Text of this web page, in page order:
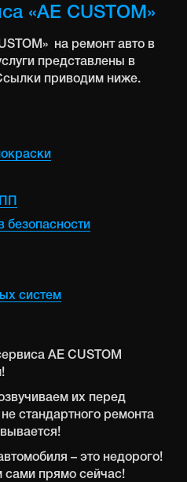
«AE CUSTOM»
на ремонт авто в
представлены в
приводим ниже.
безопасности
систем
AE CUSTOM
их перед
стандартного ремонта
– это недорого!
сами прямо сейчас!